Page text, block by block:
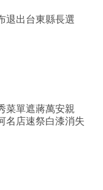
退出台東縣長選
菜單遮蔣萬安親
店速祭白漆消失